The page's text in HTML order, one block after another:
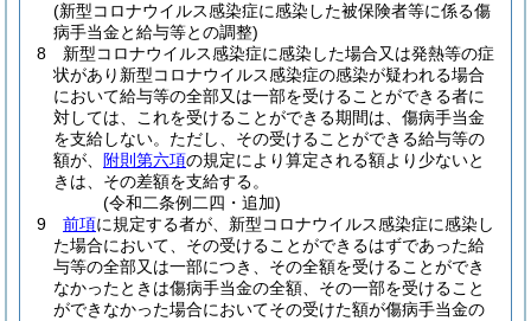
(新型コロナウイルス感染症に感染した被保険者等に係る傷
病手当金と給与等との調整)
8
新型コロナウイルス感染症に感染した場合又は発熱等の症
状があり新型コロナウイルス感染症の感染が疑われる場合
において給与等の全部又は一部を受けることができる者に
対しては、これを受けることができる期間は、傷病手当金
を支給しない。 ただし、その受けることができる給与等の
額が、
附則第六項の規定により算定される額より少ないと
きは、その差額を支給する。
(令和二条例二四・追加)
9
前項に規定する者が、新型コロナウイルス感染症に感染し
た場合において、その受けることができるはずであった給
与等の全部又は一部につき、その全額を受けることができ
なかったときは傷病手当金の全額、その一部を受けること
ができなかった場合においてその受けた額が傷病手当金の